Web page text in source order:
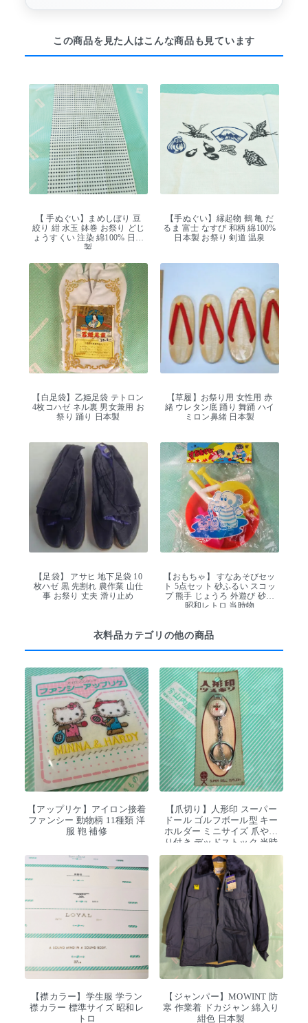
この商品を見た人はこんな商品も見ています
【 手ぬぐい】まめしぼり 豆
絞り 紺 水玉 鉢巻 お祭り どじ
ょうすくい 注染 綿100% 日本
製
【手ぬぐい】縁起物 鶴 亀 だ
るま 富士 なすび 和柄 綿100%
日本製 お祭り 剣道 温泉
【白足袋】乙姫足袋 テトロン
4枚コハゼ ネル裏 男女兼用 お
祭り 踊り 日本製
【草履】お祭り用 女性用 赤
緒 ウレタン底 踊り 舞踊 ハイ
ミロン鼻緒 日本製
【足袋】 アサヒ 地下足袋 10
枚ハゼ 黒 先割れ 農作業 山仕
事 お祭り 丈夫 滑り止め
【おもちゃ】 すなあそびセッ
ト 5点セット 砂ふるい スコッ
プ 熊手 じょうろ 外遊び 砂場
昭和レトロ 当時物
衣料品カテゴリの他の商品
【アップリケ】アイロン接着
ファンシー 動物柄 11種類 洋
服 鞄 補修
【爪切り】人形印 スーパー
ドール ゴルフボール型 キー
ホルダー ミニサイズ 爪やす
り付き デッドストック 当時
物
【襟カラー】学生服 学ラン
襟カラー 標準サイズ 昭和レ
トロ
【ジャンパー】MOWINT 防
寒 作業着 ドカジャン 綿入り
紺色 日本製